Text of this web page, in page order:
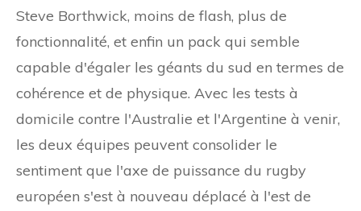
Steve Borthwick, moins de flash, plus de
fonctionnalité, et enfin un pack qui semble
capable d'égaler les géants du sud en termes de
cohérence et de physique. Avec les tests à
domicile contre l'Australie et l'Argentine à venir,
les deux équipes peuvent consolider le
sentiment que l'axe de puissance du rugby
européen s'est à nouveau déplacé à l'est de